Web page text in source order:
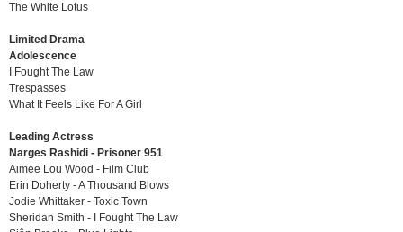
The White Lotus
Limited Drama
Adolescence
I Fought The Law
Trespasses
What It Feels Like For A Girl
Leading Actress
Narges Rashidi - Prisoner 951
Aimee Lou Wood - Film Club
Erin Doherty - A Thousand Blows
Jodie Whittaker - Toxic Town
Sheridan Smith - I Fought The Law